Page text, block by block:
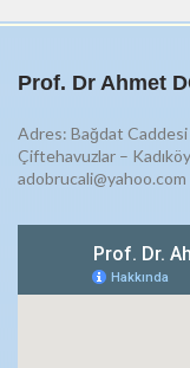
Prof. Dr Ahmet
Adres: Bağdat
Çiftehavuzlar –
adobrucali@yahoo.com